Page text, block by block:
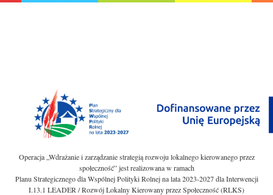
Operacja „Wdrażanie i zarządzanie strategią rozwoju lokalnego kierowanego przez
społeczność” jest realizowana w ramach
Planu Strategicznego dla Wspólnej Polityki Rolnej na lata 2023-2027 dla Interwencji
I.13.1 LEADER / Rozwój Lokalny Kierowany przez Społeczność (RLKS)